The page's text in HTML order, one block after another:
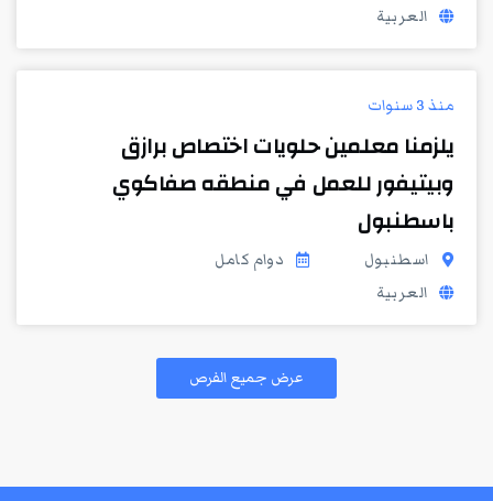
العربية
منذ 3 سنوات
يلزمنا معلمين حلويات اختصاص برازق
وبيتيفور للعمل في منطقه صفاكوي
باسطنبول
اسطنبول
دوام كامل
العربية
عرض جميع الفرص